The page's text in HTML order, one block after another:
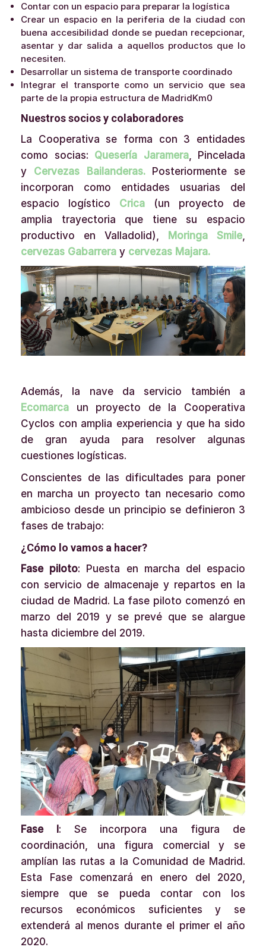
Contar con un espacio para preparar la logística
Crear un espacio en la periferia de la ciudad con
buena accesibilidad donde se puedan recepcionar,
asentar y dar salida a aquellos productos que lo
necesiten.
Desarrollar un sistema de transporte coordinado
Integrar el transporte como un servicio que sea
parte de la propia estructura de MadridKm0
Nuestros socios y colaboradores
La Cooperativa se forma con 3 entidades
como socias: Quesería Jaramera, Pincelada
y Cervezas Bailanderas. Posteriormente se
incorporan como entidades usuarias del
espacio logístico Crica (un proyecto de
amplia trayectoria que tiene su espacio
productivo en Valladolid),
Moringa Smile,
cervezas Gabarrera y cervezas Majara.
Además, la nave da servicio también a
Ecomarca un proyecto de la Cooperativa
Cyclos con amplia experiencia y que ha sido
de gran ayuda para resolver algunas
cuestiones logísticas.
Conscientes de las dificultades para poner
en marcha un proyecto tan necesario como
ambicioso desde un principio se definieron 3
fases de trabajo:
¿Cómo lo vamos a hacer?
Fase piloto: Puesta en marcha del espacio
con servicio de almacenaje y repartos en la
ciudad de Madrid. La fase piloto comenzó en
marzo del 2019 y se prevé que se alargue
hasta diciembre del 2019.
Fase I : Se incorpora una figura de
coordinación, una figura comercial y se
amplían las rutas a la Comunidad de Madrid.
Esta Fase comenzará en enero del 2020,
siempre que se pueda contar con los
recursos económicos suficientes y se
extenderá al menos durante el primer el año
2020.